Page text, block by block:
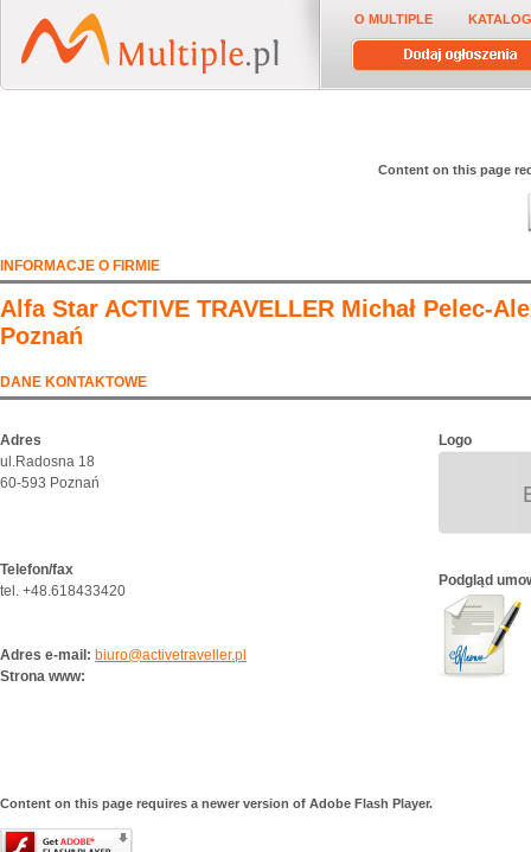
O MULTIPLE
Content on this page
INFORMACJE O FIRMIE
Alfa Star ACTIVE TRAVELLER Michał Pelec-
Poznań
DANE KONTAKTOWE
Adres
ul.Radosna 18
60-593 Poznań
Logo
Telefon/fax
tel. +48.618433420
Adres e-mail: biuro@activetraveller.pl
Strona www:
Podgląd
Content on this page requires a newer version of Adobe Flash Player.